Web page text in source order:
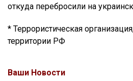
откуда перебросили на
* Террористическая
территории РФ
Ваши Новости